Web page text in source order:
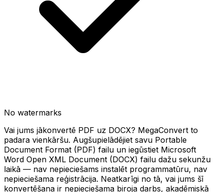
No watermarks
Vai jums jākonvertē PDF uz DOCX? MegaConvert to
padara vienkāršu. Augšupielādējiet savu Portable
Document Format (PDF) failu un iegūstiet Microsoft
Word Open XML Document (DOCX) failu dažu sekunžu
laikā — nav nepieciešams instalēt programmatūru, nav
nepieciešama reģistrācija. Neatkarīgi no tā, vai jums šī
konvertēšana ir nepieciešama biroja darbs, akadēmiskā